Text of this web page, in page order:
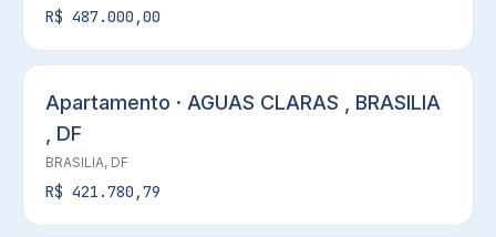
R$ 487.000,00
Apartamento · AGUAS CLARAS , BRASILIA
, DF
BRASILIA, DF
R$ 421.780,79